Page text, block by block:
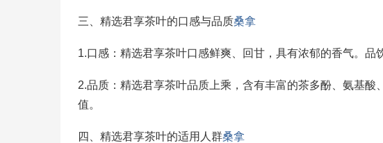
三、精选君享茶叶的口感与品质桑拿
1.口感：精选君享茶叶口感鲜爽、回甘，具有浓郁的香气。品
2.品质：精选君享茶叶品质上乘，含有丰富的茶多酚、氨基酸
值。
四、精选君享茶叶的适用人群桑拿